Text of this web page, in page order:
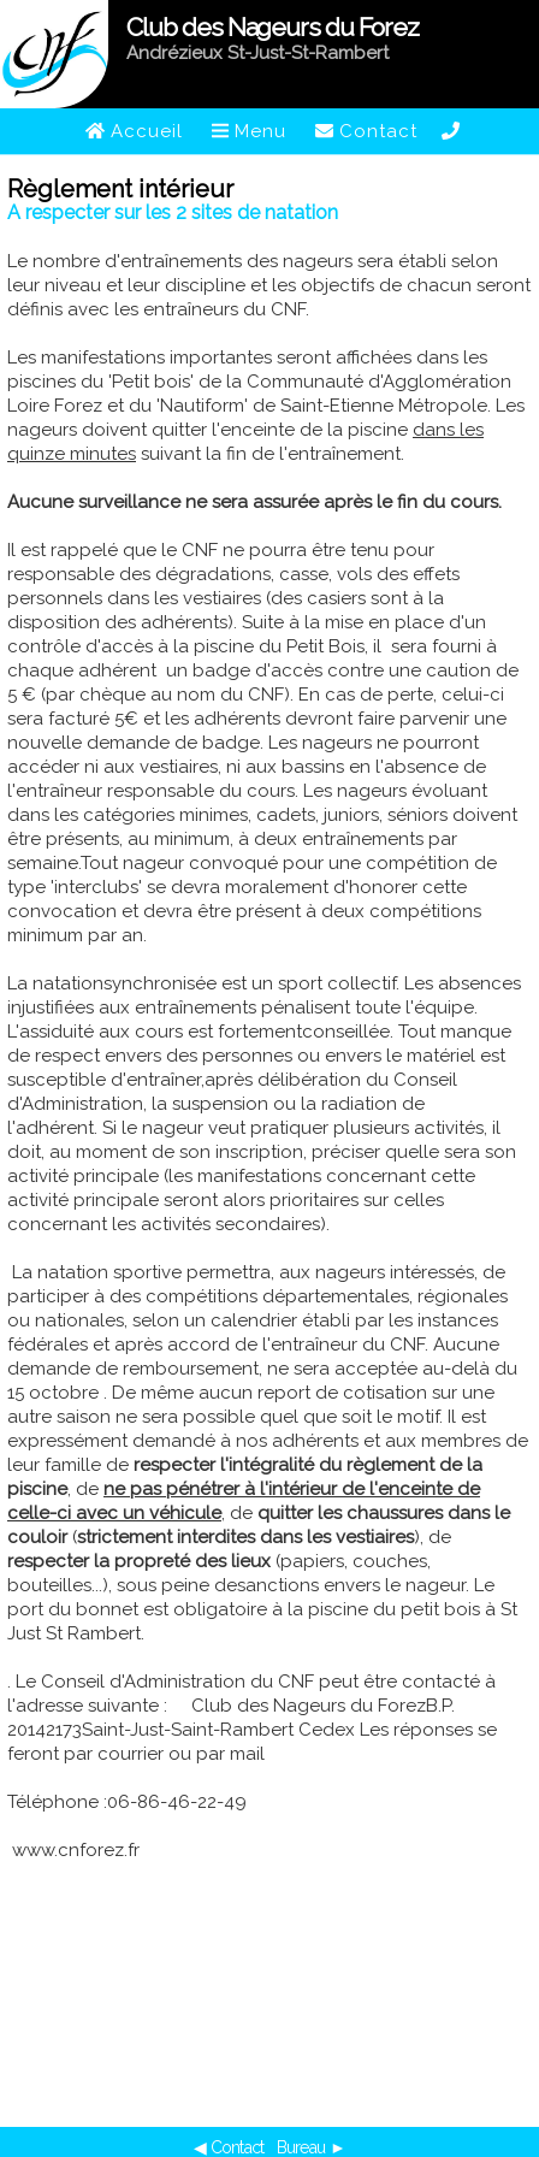
Club des Nageurs du Forez
Andrézieux St-Just-St-Rambert
Accueil Menu Contact
Règlement intérieur
A respecter sur les 2 sites de natation
Le nombre d'entraînements des nageurs sera établi selon
leur niveau et leur discipline et les objectifs de chacun seront
définis avec les entraîneurs du CNF.
Les manifestations importantes seront affichées dans les
piscines du 'Petit bois' de la Communauté d'Agglomération
Loire Forez et du 'Nautiform' de Saint-Etienne Métropole. Les
nageurs doivent quitter l'enceinte de la piscine dans les
quinze minutes suivant la fin de l'entraînement.
Aucune surveillance ne sera assurée après le fin du cours.
Il est rappelé que le CNF ne pourra être tenu pour
responsable des dégradations, casse, vols des effets
personnels dans les vestiaires (des casiers sont à la
disposition des adhérents). Suite à la mise en place d'un
contrôle d'accès à la piscine du Petit Bois, il sera fourni à
chaque adhérent un badge d'accès contre une caution de
5 € (par chèque au nom du CNF). En cas de perte, celui-ci
sera facturé 5€ et les adhérents devront faire parvenir une
nouvelle demande de badge. Les nageurs ne pourront
accéder ni aux vestiaires, ni aux bassins en l'absence de
l'entraîneur responsable du cours. Les nageurs évoluant
dans les catégories minimes, cadets, juniors, séniors doivent
être présents, au minimum, à deux entraînements par
semaine.Tout nageur convoqué pour une compétition de
type 'interclubs' se devra moralement d'honorer cette
convocation et devra être présent à deux compétitions
minimum par an.
La natationsynchronisée est un sport collectif. Les absences
injustifiées aux entraînements pénalisent toute l'équipe.
L'assiduité aux cours est fortementconseillée. Tout manque
de respect envers des personnes ou envers le matériel est
susceptible d'entraîner,après délibération du Conseil
d'Administration, la suspension ou la radiation de
l'adhérent. Si le nageur veut pratiquer plusieurs activités, il
doit, au moment de son inscription, préciser quelle sera son
activité principale (les manifestations concernant cette
activité principale seront alors prioritaires sur celles
concernant les activités secondaires).
La natation sportive permettra, aux nageurs intéressés, de
participer à des compétitions départementales, régionales
ou nationales, selon un calendrier établi par les instances
fédérales et après accord de l'entraîneur du CNF. Aucune
demande de remboursement, ne sera acceptée au-delà du
15 octobre . De même aucun report de cotisation sur une
autre saison ne sera possible quel que soit le motif. Il est
expressément demandé à nos adhérents et aux membres de
leur famille de respecter l'intégralité du règlement de la
piscine, de ne pas pénétrer à l'intérieur de l'enceinte de
celle-ci avec un véhicule, de quitter les chaussures dans le
couloir(strictement interdites dans les vestiaires), de
respecter la propreté des lieux (papiers, couches,
bouteilles...), sous peine desanctions envers le nageur. Le
port du bonnet est obligatoire à la piscine du petit bois à St
Just St Rambert.
. Le Conseil d'Administration du CNF peut être contacté à
l'adresse suivante : Club des Nageurs du ForezB.P.
20142173Saint-Just-Saint-Rambert Cedex Les réponses se
feront par courrier ou par mail
Téléphone :06-86-46-22-49
www.cnforez.fr
◀ Contact Bureau ►